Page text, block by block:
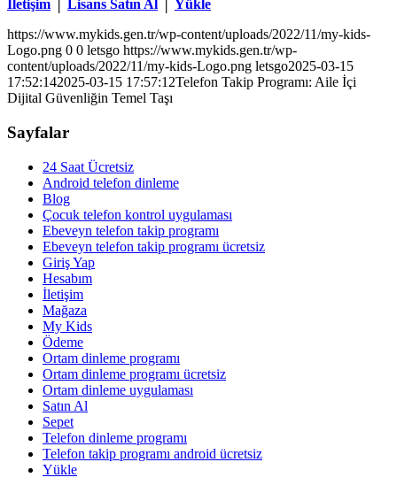
İletişim Lisans Satın Al
Yükle
https://www.mykids.gen.tr/wp-content/uploads/2022/11/my-kids-
Logo.png 0 0 letsgo https://www.mykids.gen.tr/wp-
content/uploads/2022/11/my-kids-Logo.png letsgo2025-03-15
17:52:142025-03-15 17:57:12Telefon Takip Programı: Aile İçi
Dijital Güvenliğin Temel Taşı
Sayfalar
24 Saat Ücretsiz
Android telefon dinleme
Blog
Çocuk telefon kontrol uygulaması
Ebeveyn telefon takip programı
Ebeveyn telefon takip programı ücretsiz
Giriş Yap
Hesabım
İletişim
Mağaza
My Kids
Ödeme
Ortam dinleme programı
Ortam dinleme programı ücretsiz
Ortam dinleme uygulaması
Satın Al
Sepet
Telefon dinleme programı
Telefon takip programı android ücretsiz
Yükle